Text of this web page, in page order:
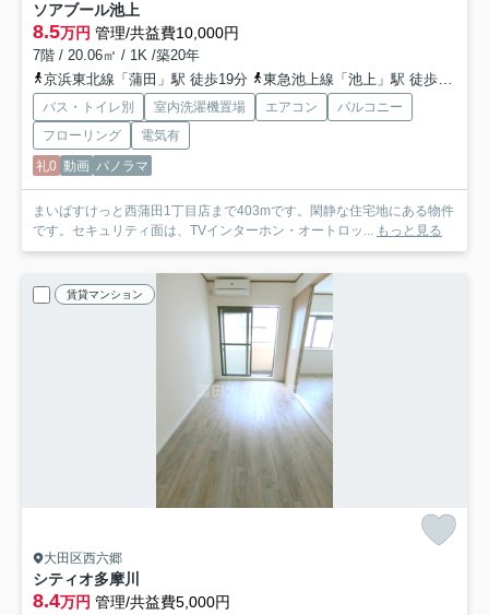
ソアブール池上
8.5万円 管理/共益費10,000円
7階 / 20.06㎡ / 1K /築20年
京浜東北線「蒲田」駅 徒歩19分
東急池上線「池上」駅 徒歩12分
バス・トイレ別 室内洗濯機置場 エアコン
バルコニー
フローリング
電気有
礼0 動画 パノラマ
まいばすけっと西蒲田1丁目店まで403mです。閑静な住宅地にある物件
です。セキュリティ面は、TVインターホン・オートロッ... もっと見る
賃貸マンション
大田区西六郷
シティオ多摩川
8.4万円 管理/共益費5,000円